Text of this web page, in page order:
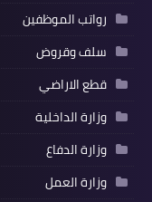
رواتب الموظفين
سلف وقروض
قطع الاراضي
وزارة الداخلية
وزارة الدفاع
وزارة العمل